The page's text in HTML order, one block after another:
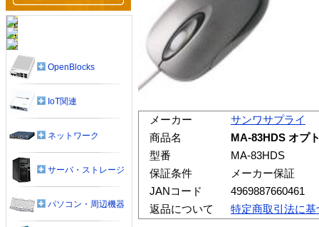
メーカー
サンワサプライ
商品名
MA-83HDS オプ
型番
MA-83HDS
保証条件
メーカー保証
JANコード
4969887660461
返品について
特定商取引法に基
OpenBlocks
IoT関連
ネットワーク
サーバ・ストレージ
パソコン・周辺機器